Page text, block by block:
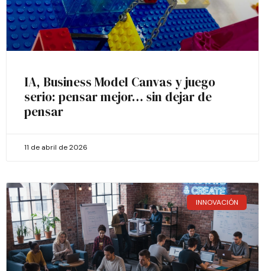
IA, Business Model Canvas y juego
serio: pensar mejor… sin dejar de
pensar
11 de abril de 2026
INNOVACIÓN